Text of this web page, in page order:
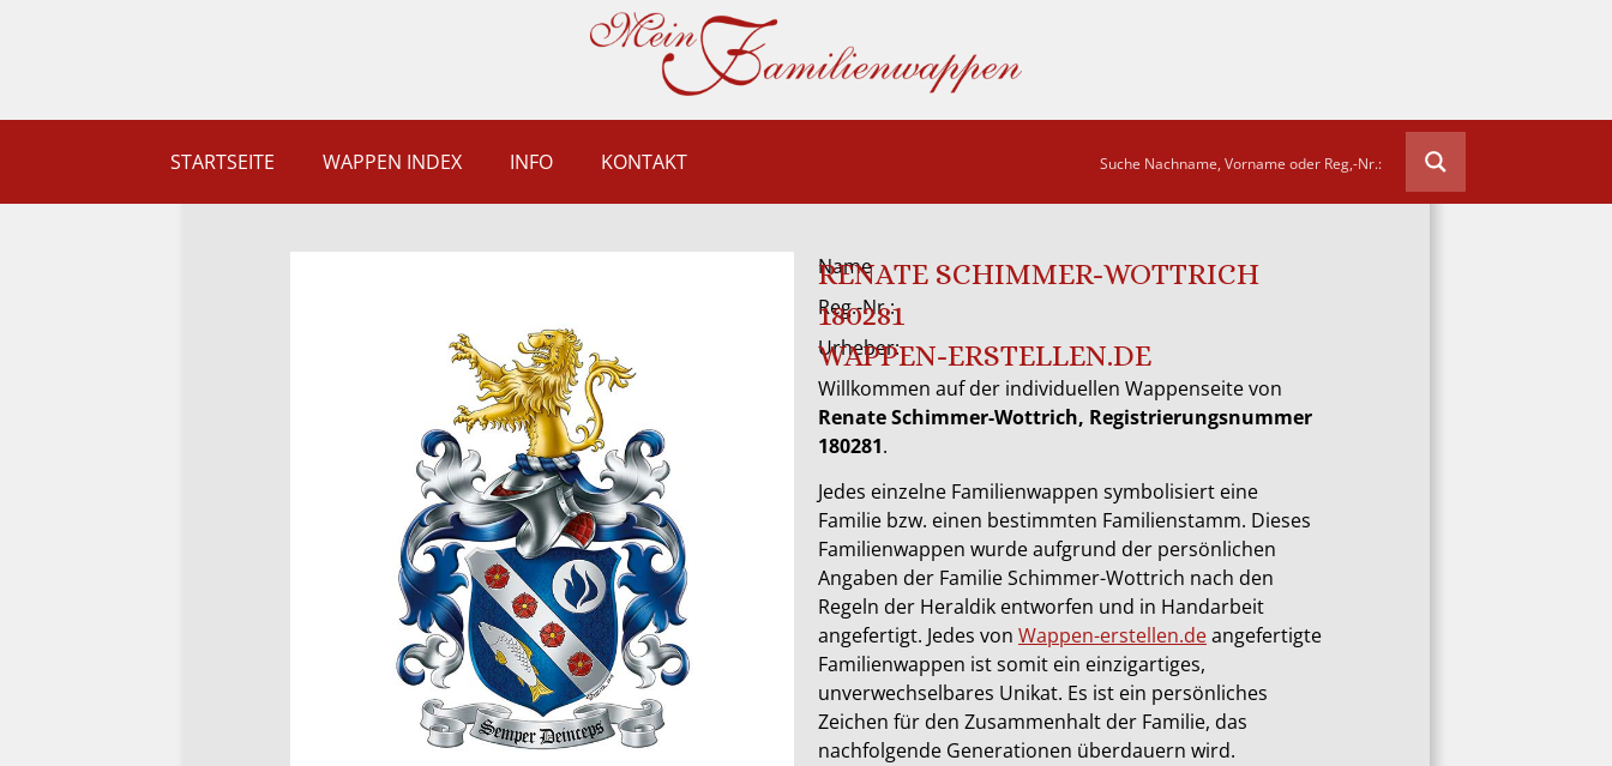
STARTSEITE WAPPEN INDEX INFO KONTAKT
Name
RENATE SCHIMMER-WOTTRICH
Reg.-Nr.:
180281
Urheber:
WAPPEN-ERSTELLEN.DE
Willkommen auf der individuellen Wappenseite von
Renate Schimmer-Wottrich, Registrierungsnummer
180281.
Jedes einzelne Familienwappen symbolisiert eine
Familie bzw. einen bestimmten Familienstamm. Dieses
Familienwappen wurde aufgrund der persönlichen
Angaben der Familie Schimmer-Wottrich nach den
Regeln der Heraldik entworfen und in Handarbeit
angefertigt. Jedes von Wappen-erstellen.deangefertigte
Familienwappen ist somit ein einzigartiges,
unverwechselbares Unikat. Es ist ein persönliches
Zeichen für den Zusammenhalt der Familie, das
nachfolgende Generationen überdauern wird.